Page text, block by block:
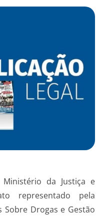
da Justiça e
representado pela
Sobre Drogas e Gestão